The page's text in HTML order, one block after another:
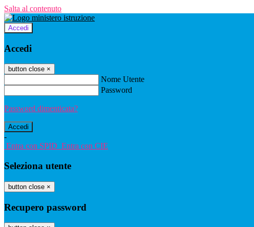
Salta al contenuto
Accedi
Accedi
button close ×
Nome Utente
Password
Password dimenticata?
-
Entra con SPID Entra con CIE
Seleziona utente
button close ×
Recupero password